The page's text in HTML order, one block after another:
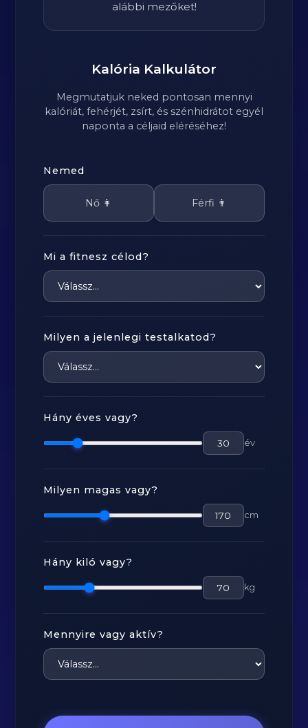
alábbi mezőket!
Kalória Kalkulátor
Megmutatjuk neked pontosan mennyi
kalóriát, fehérjét, zsírt, és szénhidrátot egyél
naponta a céljaid eléréséhez!
Nemed
Nő 👩 Férfi 👨
Mi a fitnesz célod?
Milyen a jelenlegi testalkatod?
Hány éves vagy?
év
Milyen magas vagy?
cm
Hány kiló vagy?
kg
Mennyire vagy aktív?